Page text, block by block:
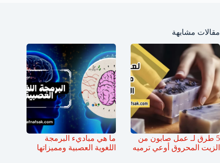
مقالات مشابهة
5 طرق لـ عمل صابون من
الزيت المحروق أوعي ترميه
ما هي مباديء البرمجة
اللغوية العصبية ومميزاتها